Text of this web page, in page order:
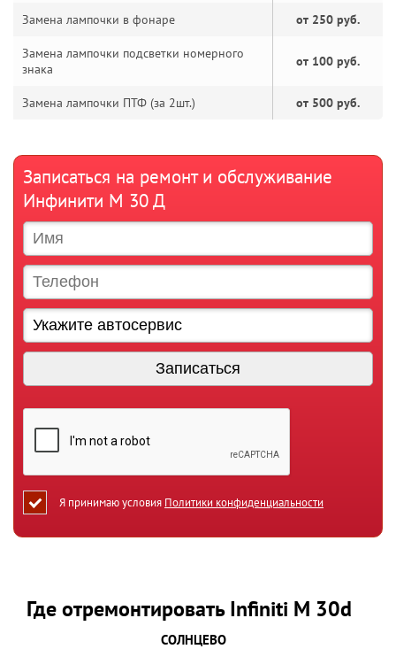
Замена лампочки в фонаре от 250 руб.
Замена лампочки подсветки номерного
знака
от 100 руб.
Замена лампочки ПТФ (за 2шт.) от 500 руб.
Записаться на ремонт и обслуживание
Инфинити М 30 Д
Я принимаю условия Политики конфиденциальности
Где отремонтировать Infiniti M 30d
СОЛНЦЕВО